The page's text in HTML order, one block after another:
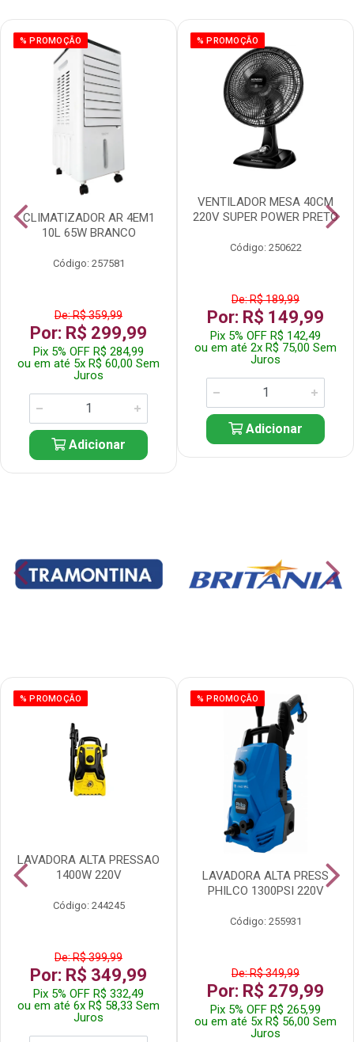
% PROMOÇÃO
CLIMATIZADOR AR 4EM1
10L 65W BRANCO
Código: 257581
De: R$ 359,99
Por: R$ 299,99
Pix 5% OFF R$ 284,99
ou em até 5x R$ 60,00 Sem
Juros
Adicionar
% PROMOÇÃO
VENTILADOR MESA 40CM
220V SUPER POWER PRETO
Código: 250622
De: R$ 189,99
Por: R$ 149,99
Pix 5% OFF R$ 142,49
ou em até 2x R$ 75,00 Sem
Juros
Adicionar
% PROMOÇÃO
LAVADORA ALTA PRESSAO
1400W 220V
Código: 244245
De: R$ 399,99
Por: R$ 349,99
Pix 5% OFF R$ 332,49
ou em até 6x R$ 58,33 Sem
Juros
% PROMOÇÃO
LAVADORA ALTA PRESS
PHILCO 1300PSI 220V
Código: 255931
De: R$ 349,99
Por: R$ 279,99
Pix 5% OFF R$ 265,99
ou em até 5x R$ 56,00 Sem
Juros